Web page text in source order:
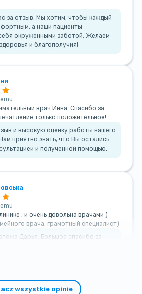
за отзыв. Мы хотим, чтобы каждый
а наши пациенты
окруженными заботой. Желаем
и благополучия!
врач Инна. Спасибо за
только положительное!
и высокую оценку работы нашего
приятно знать, что Вы остались
и полученной помощью.
, и очень довольна врачами )
врача, грамотный специалист)
Дарья, Большое спасибо за
wszystkie opinie